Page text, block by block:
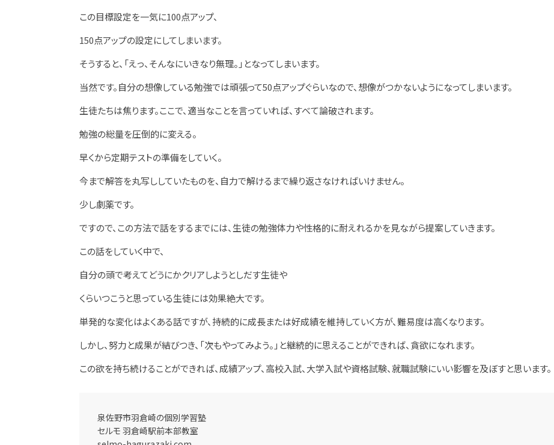
この目標設定を一気に100点アップ、
150点アップの設定にしてしまいます。
そうすると、「えっ、そんなにいきなり無理。」となってしまいます。
当然です。自分の想像している勉強では頑張って50点アップぐらいなので、想像がつかないようになってしまいます。
生徒たちは焦ります。ここで、適当なことを言っていれば、すべて論破されます。
勉強の総量を圧倒的に変える。
早くから定期テストの準備をしていく。
今まで解答を丸写ししていたものを、自力で解けるまで繰り返さなければいけません。
少し劇薬です。
ですので、この方法で話をするまでには、生徒の勉強体力や性格的に耐えれるかを見ながら提案していきます。
この話をしていく中で、
自分の頭で考えてどうにかクリアしようとしだす生徒や
くらいつこうと思っている生徒には効果絶大です。
単発的な変化はよくある話ですが、持続的に成長または好成績を維持していく方が、難易度は高くなります。
しかし、努力と成果が結びつき、「次もやってみよう。」と継続的に思えることができれば、貪欲になれます。
この欲を持ち続けることができれば、成績アップ、高校入試、大学入試や資格試験、就職試験にいい影響を及ぼすと思います。
泉佐野市羽倉崎の個別学習塾
セルモ 羽倉崎駅前本部教室